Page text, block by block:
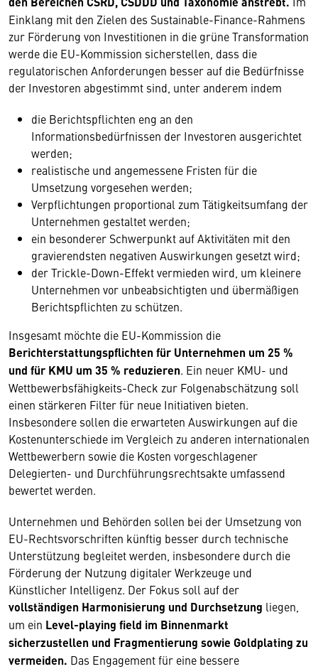
Einklang mit den Zielen des Sustainable-Finance-Rahmens
zur Förderung von Investitionen in die grüne Transformation
werde die EU-Kommission sicherstellen, dass die
regulatorischen Anforderungen besser auf die Bedürfnisse
der Investoren abgestimmt sind, unter anderem indem
die Berichtspflichten eng an den
Informationsbedürfnissen der Investoren ausgerichtet
werden;
realistische und angemessene Fristen für die
Umsetzung vorgesehen werden;
Verpflichtungen proportional zum Tätigkeitsumfang der
Unternehmen gestaltet werden;
ein besonderer Schwerpunkt auf Aktivitäten mit den
gravierendsten negativen Auswirkungen gesetzt wird;
der Trickle-Down-Effekt vermieden wird, um kleinere
Unternehmen vor unbeabsichtigten und übermäßigen
Berichtspflichten zu schützen.
Insgesamt möchte die EU-Kommission die
Berichterstattungspflichten für Unternehmen um 25 %
und für KMU um 35 % reduzieren. Ein neuer KMU- und
Wettbewerbsfähigkeits-Check zur Folgenabschätzung soll
einen stärkeren Filter für neue Initiativen bieten.
Insbesondere sollen die erwarteten Auswirkungen auf die
Kostenunterschiede im Vergleich zu anderen internationalen
Wettbewerbern sowie die Kosten vorgeschlagener
Delegierten- und Durchführungsrechtsakte umfassend
bewertet werden.
Unternehmen und Behörden sollen bei der Umsetzung von
EU-Rechtsvorschriften künftig besser durch technische
Unterstützung begleitet werden, insbesondere durch die
Förderung der Nutzung digitaler Werkzeuge und
Künstlicher Intelligenz. Der Fokus soll auf der
vollständigen Harmonisierung und Durchsetzung liegen,
um ein Level-playing field im Binnenmarkt
sicherzustellen und Fragmentierung sowie Goldplating zu
vermeiden. Das Engagement für eine bessere